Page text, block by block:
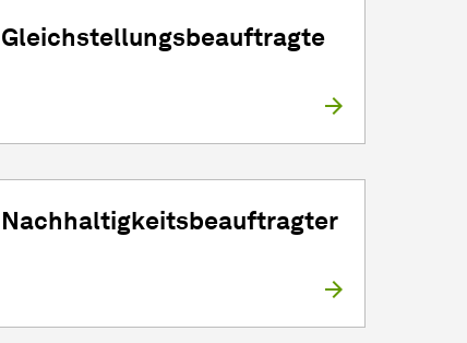
Gleichstellungsbeauftragte
Nachhaltigkeitsbeauftragter